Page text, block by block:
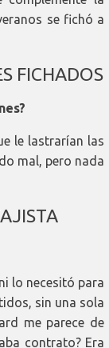
se fichó a
FICHADOS
le lastrarían las
mal, pero nada
lo necesitó para
sin una sola
me parece de
contrato? Era